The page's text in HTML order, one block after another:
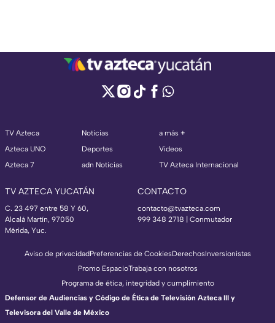
TV Azteca
Azteca UNO
Azteca 7
Noticias
Deportes
adn Noticias
a más +
Videos
TV Azteca Internacional
TV AZTECA YUCATÁN
C. 23 497 entre 58 Y 60,
Alcalá Martín, 97050
Mérida, Yuc.
CONTACTO
contacto@tvazteca.com
999 348 2718 | Conmutador
Aviso de privacidadPreferencias de CookiesDerechosInversionistas
Promo EspacioTrabaja con nosotros
Programa de ética, integridad y cumplimiento
Defensor de Audiencias y Código de Ética de Televisión Azteca III y
Televisora del Valle de México